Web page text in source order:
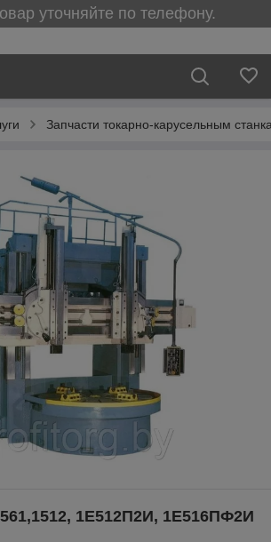
уточняйте по телефону.
Запчасти токарно-карусельным
1Е512П2И, 1Е516ПФ2И